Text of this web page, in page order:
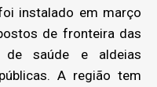
instalado em março
de fronteira das
de saúde e aldeias
A região tem